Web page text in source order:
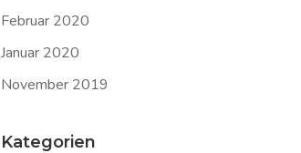
Februar 2020
Januar 2020
November 2019
Kategorien